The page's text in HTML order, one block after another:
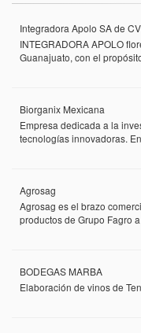
Integradora Apolo SA de CV
INTEGRADORA APOLO
Guanajuato, con el
Biorganix Mexicana
Empresa dedicada a la
tecnologías innovadoras.
Agrosag
Agrosag es el brazo
productos de Grupo Fagro
BODEGAS MARBA
Elaboración de vinos de